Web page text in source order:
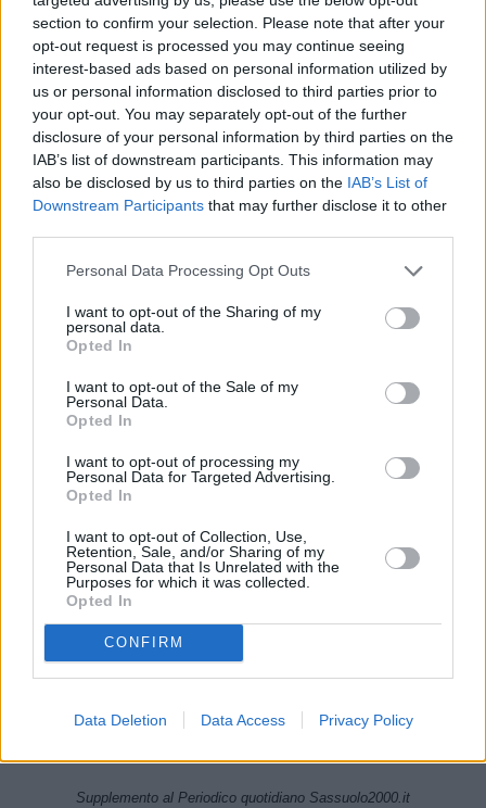
section to confirm your selection. Please note that after your
opt-out request is processed you may continue seeing
interest-based ads based on personal information utilized by
us or personal information disclosed to third parties prior to
your opt-out. You may separately opt-out of the further
disclosure of your personal information by third parties on the
IAB’s list of downstream participants. This information may
also be disclosed by us to third parties on the IAB’s List of
Downstream Participants that may further disclose it to other
Personal Data Processing Opt Outs
I want to opt-out of the Sharing of my
personal data.
Opted In
I want to opt-out of the Sale of my
Personal Data.
Opted In
I want to opt-out of processing my
Personal Data for Targeted Advertising.
Opted In
I want to opt-out of Collection, Use,
Retention, Sale, and/or Sharing of my
Personal Data that Is Unrelated with the
Purposes for which it was collected.
Opted In
CONFIRM
Data Deletion Data Access Privacy Policy
Cavezzo: controlli dei carabinieri per la sicurezza urbana
20 Settembre 2025
Controlli dei carabinieri per la sicurezza urbana a
Cavezzo
5 Settembre 2025
Carpi: con l’auto contro un manufatto in cemento, morta
una donna di Cavezzo
8 Giugno 2025
Un arresto per spaccio di stupefacenti a Cavezzo
16 Maggio 2025
CHI SIAMO
P.Iva 02556210363 - Cap.Soc. 10.329,12 i.v.
Supplemento al Periodico quotidiano Sassuolo2000.it